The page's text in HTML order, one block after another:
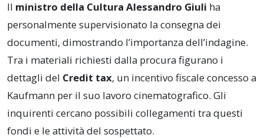
Il ministro della Cultura Alessandro Giuli ha
personalmente supervisionato la consegna dei
documenti, dimostrando l’importanza dell’indagine.
Tra i materiali richiesti dalla procura figurano i
dettagli del Credit tax, un incentivo fiscale concesso a
Kaufmann per il suo lavoro cinematografico. Gli
inquirenti cercano possibili collegamenti tra questi
fondi e le attività del sospettato.